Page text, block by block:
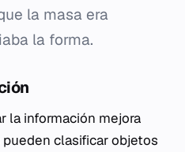
la masa era
la forma.
la información mejora
clasificar objetos